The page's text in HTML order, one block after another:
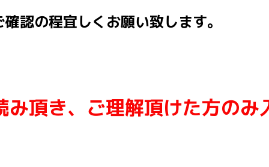
認の程宜しくお願い致します。
頂き、ご理解頂けた方の